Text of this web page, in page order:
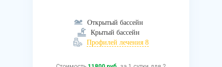
Открытый бассейн
Крытый бассейн
Профилей лечения 8